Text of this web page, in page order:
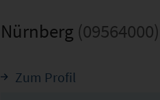
Nürnberg (09564000)
Zum Profil